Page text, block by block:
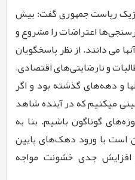
ریاست جمهوری گفت: بیش
اعتراضات را مشروع و
می دانند. از نظر پاسخگویان
و نارضایتی‌های اقتصادی،
و دهه‌های گذشته بود و اگر
میکنیم که در آینده شاهد
گوناگون باشیم. بنا به
است با ورود دهک‌های پایین
افزایش جدی خشونت مواجه